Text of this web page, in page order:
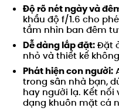
Độ rõ nét ngày và
khẩu độ f/1.6 cho
tầm nhìn ban đêm
Dễ dàng lắp đặt:Đặt
nhỏ và thiết kế
Phát hiện con người:
trong sân nhà bạn,
hay người lạ. Kết nối
dạng khuôn mặt cá